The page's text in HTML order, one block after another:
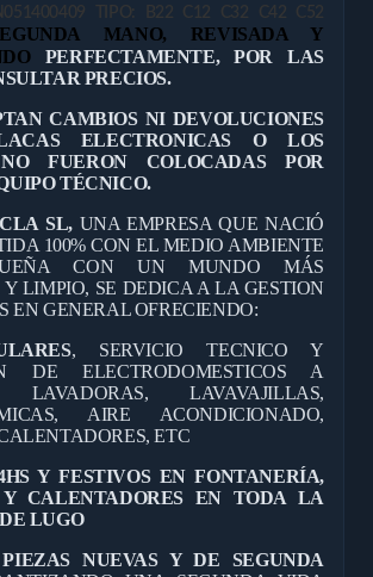
TIPO: B22 C12 C32 C42 C52
MANO, REVISADA Y
PERFECTAMENTE, POR LAS
PRECIOS.
CAMBIOS NI DEVOLUCIONES
ELECTRONICAS O LOS
FUERON COLOCADAS POR
TÉCNICO.
SL, UNA EMPRESA QUE NACIÓ
100% CON EL MEDIO AMBIENTE
CON UN MUNDO MÁS
Y LIMPIO, SE DEDICA A LA GESTION
EN GENERAL OFRECIENDO:
, SERVICIO TECNICO Y
DE ELECTRODOMESTICOS A
LAVADORAS, LAVAVAJILLAS,
AIRE ACONDICIONADO,
ETC
Y FESTIVOS EN FONTANERÍA,
CALENTADORES EN TODA LA
LUGO
NUEVAS Y DE SEGUNDA